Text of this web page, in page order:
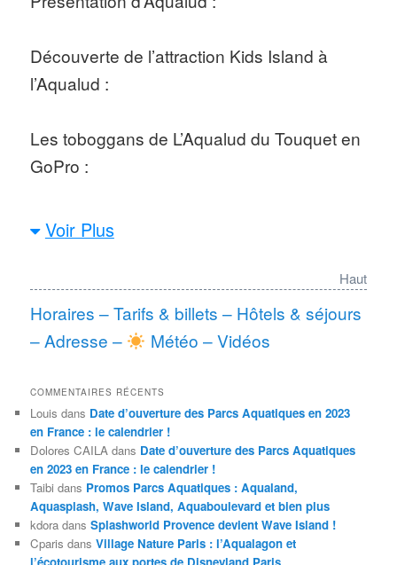
Découverte de l’attraction Kids Island à
l’Aqualud :
Les toboggans de L’Aqualud du Touquet en
GoPro :
Voir Plus
Haut
Horaires –Tarifs & billets – Hôtels & séjours
–Adresse – Météo –Vidéos
COMMENTAIRES RÉCENTS
Louis dans Date d’ouverture des Parcs Aquatiques en 2023
en France : le calendrier !
Dolores CAILA dans Date d’ouverture des Parcs Aquatiques
en 2023 en France : le calendrier !
Taibi dans Promos Parcs Aquatiques : Aqualand,
Aquasplash, Wave Island, Aquaboulevard et bien plus
kdora dansSplashworld Provence devient Wave Island !
Cparis dansVillage Nature Paris : l’Aqualagon et